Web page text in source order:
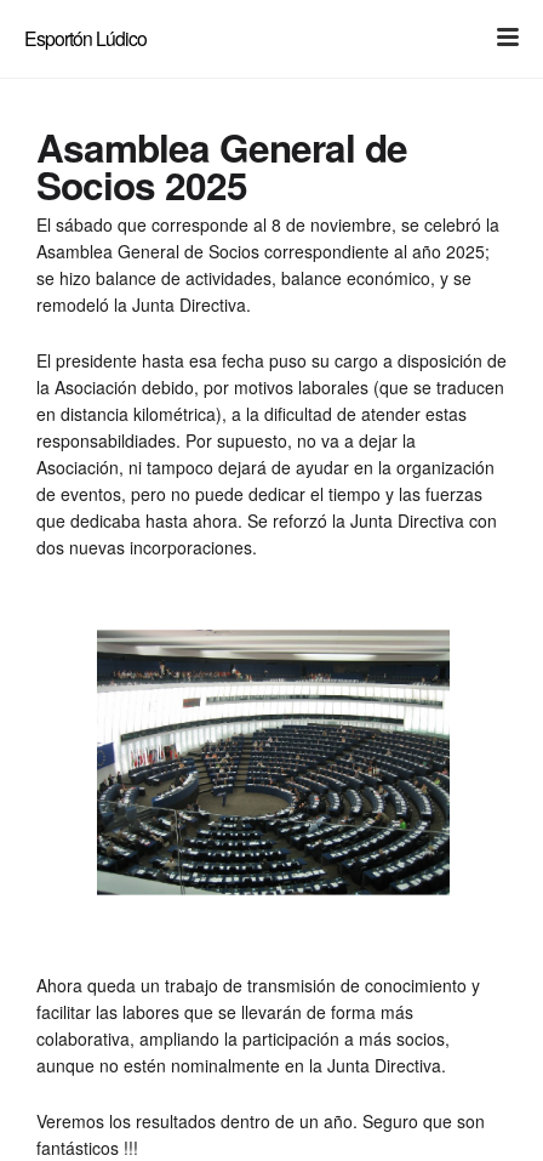
Esportón Lúdico Dark
Asamblea General de
Socios 2025
El sábado que corresponde al 8 de noviembre, se celebró la
Asamblea General de Socios correspondiente al año 2025;
se hizo balance de actividades, balance económico, y se
remodeló la Junta Directiva.
El presidente hasta esa fecha puso su cargo a disposición de
la Asociación debido, por motivos laborales (que se traducen
en distancia kilométrica), a la dificultad de atender estas
responsabildiades. Por supuesto, no va a dejar la
Asociación, ni tampoco dejará de ayudar en la organización
de eventos, pero no puede dedicar el tiempo y las fuerzas
que dedicaba hasta ahora. Se reforzó la Junta Directiva con
dos nuevas incorporaciones.
Ahora queda un trabajo de transmisión de conocimiento y
facilitar las labores que se llevarán de forma más
colaborativa, ampliando la participación a más socios,
aunque no estén nominalmente en la Junta Directiva.
Veremos los resultados dentro de un año. Seguro que son
fantásticos !!!